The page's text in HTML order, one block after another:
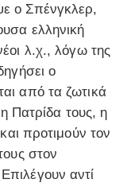
ο Σπένγκλερ,
ελληνική
λ.χ., λόγω της
ο
από τα ζωτικά
Πατρίδα τους, η
προτιμούν τον
στον
αντί